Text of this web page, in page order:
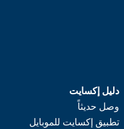
دليل إكسايت
وصل حديثاً
تطبيق إكسايت للموبايل